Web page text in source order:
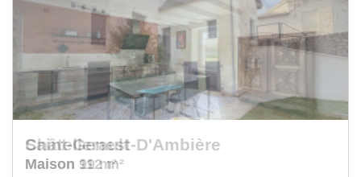
Châtellerault
Maison 99 m²